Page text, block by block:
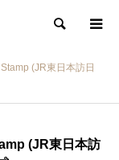
検索
(JR東日本訪日
(JR東日本訪